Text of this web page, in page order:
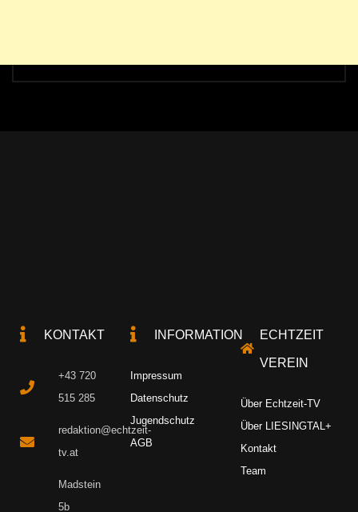
KONTAKT
+43 720
515 285
redaktion@echtzeit-
tv.at
Madstein
5b
INFORMATION
Impressum
Datenschutz
Jugendschutz
AGB
ECHTZEIT
VEREIN
Über Echtzeit-TV
Über LIESINGTAL+
Kontakt
Team